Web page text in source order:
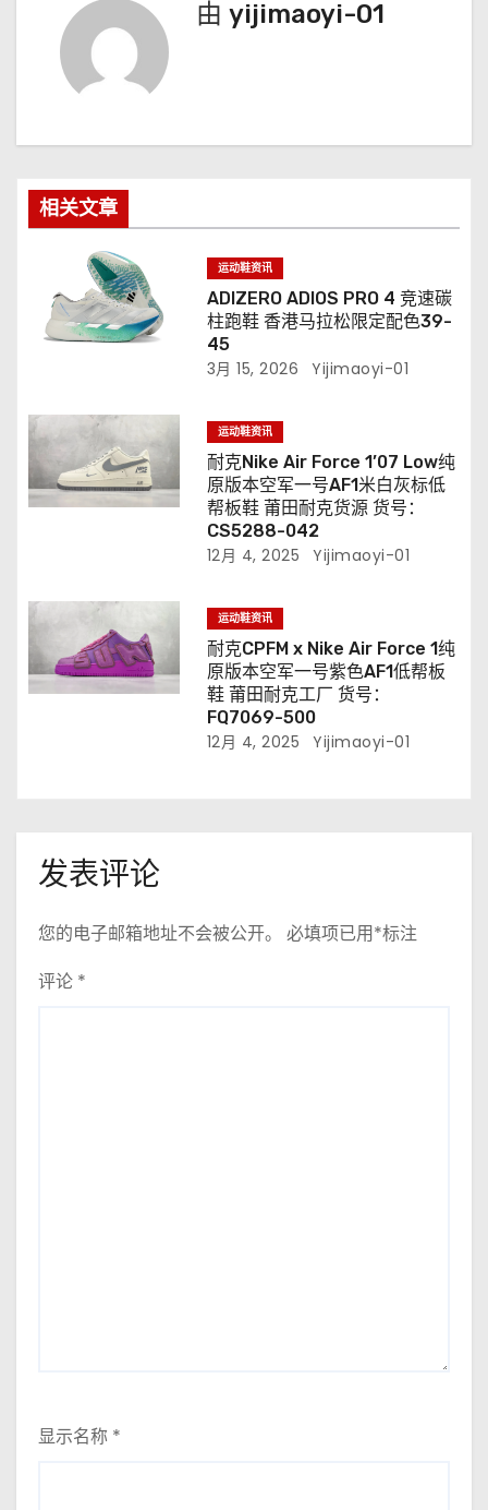
由 yijimaoyi-01
相关文章
运动鞋资讯
ADIZERO ADIOS PRO 4 竞速碳
柱跑鞋 香港马拉松限定配色39-
45
3月 15, 2026 Yijimaoyi-01
运动鞋资讯
耐克Nike Air Force 1’07 Low纯
原版本空军一号AF1米白灰标低
帮板鞋 莆田耐克货源 货号：
CS5288-042
12月 4, 2025 Yijimaoyi-01
运动鞋资讯
耐克CPFM x Nike Air Force 1纯
原版本空军一号紫色AF1低帮板
鞋 莆田耐克工厂 货号：
FQ7069-500
12月 4, 2025 Yijimaoyi-01
发表评论
您的电子邮箱地址不会被公开。 必填项已用*标注
评论 *
显示名称 *